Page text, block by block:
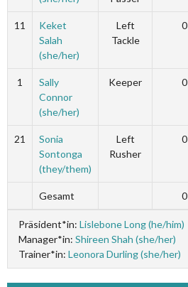
11
Keket
Salah
(she/her)
Left
Tackle
0
1
Sally
Connor
(she/her)
Keeper 0
21
Sonia
Sontonga
(they/them)
Left
Rusher
0
Gesamt 0
Präsident*in: Lislebone Long (he/him)
Manager*in: Shireen Shah (she/her)
Trainer*in: Leonora Durling (she/her)